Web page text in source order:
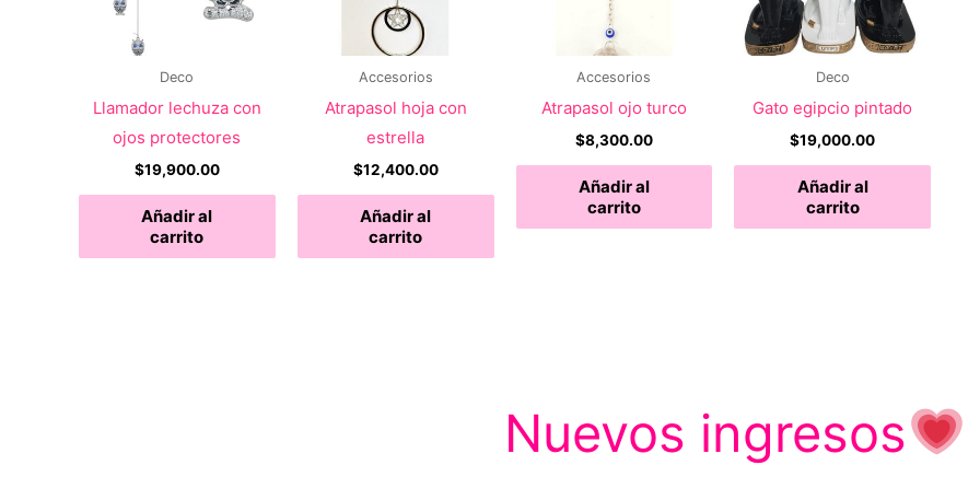
Deco
Llamador lechuza con
ojos protectores
$19,900.00
Añadir al
carrito
Accesorios
Atrapasol hoja con
estrella
$12,400.00
Añadir al
carrito
Accesorios
Atrapasol ojo turco
$8,300.00
Añadir al
carrito
Deco
Gato egipcio pintado
$19,000.00
Añadir al
carrito
Nuevos ingresos